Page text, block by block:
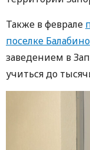
Также в феврале
поселке Балабино
заведением в
учиться до